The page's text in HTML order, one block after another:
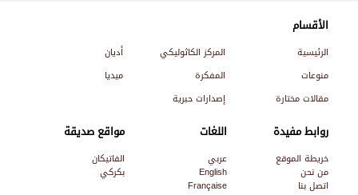
الأقسام
الرئيسية المركز الكاثوليكي
أديان
منوعات
المفكرة
ميديا
مقالات مختارة
إصدارات حبرية
روابط مفيدة
خريطة الموقع
من نحن
اتصل بنا
اللغات
عربي
English
Française
مواقع صديقة
الفاتيكان
بكركي